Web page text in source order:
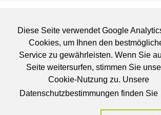
Diese Seite verwendet Google
Cookies, um Ihnen den
Service zu gewährleisten. Wenn Sie
Seite weitersurfen, stimmen Sie
Cookie-Nutzung zu. Unsere
Datenschutzbestimmungen finden Sie
BRUTTO
PREISE
MEIN
WUNSCHLISTE